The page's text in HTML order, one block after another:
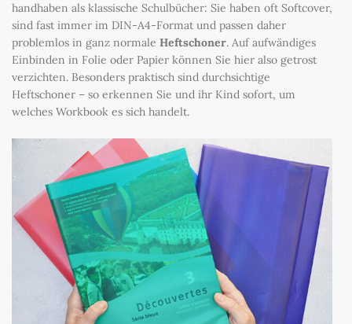
handhaben als klassische Schulbücher: Sie haben oft Softcover,
sind fast immer im DIN-A4-Format und passen daher
problemlos in ganz normale Heftschoner. Auf aufwändiges
Einbinden in Folie oder Papier können Sie hier also getrost
verzichten. Besonders praktisch sind durchsichtige
Heftschoner – so erkennen Sie und ihr Kind sofort, um
welches Workbook es sich handelt.